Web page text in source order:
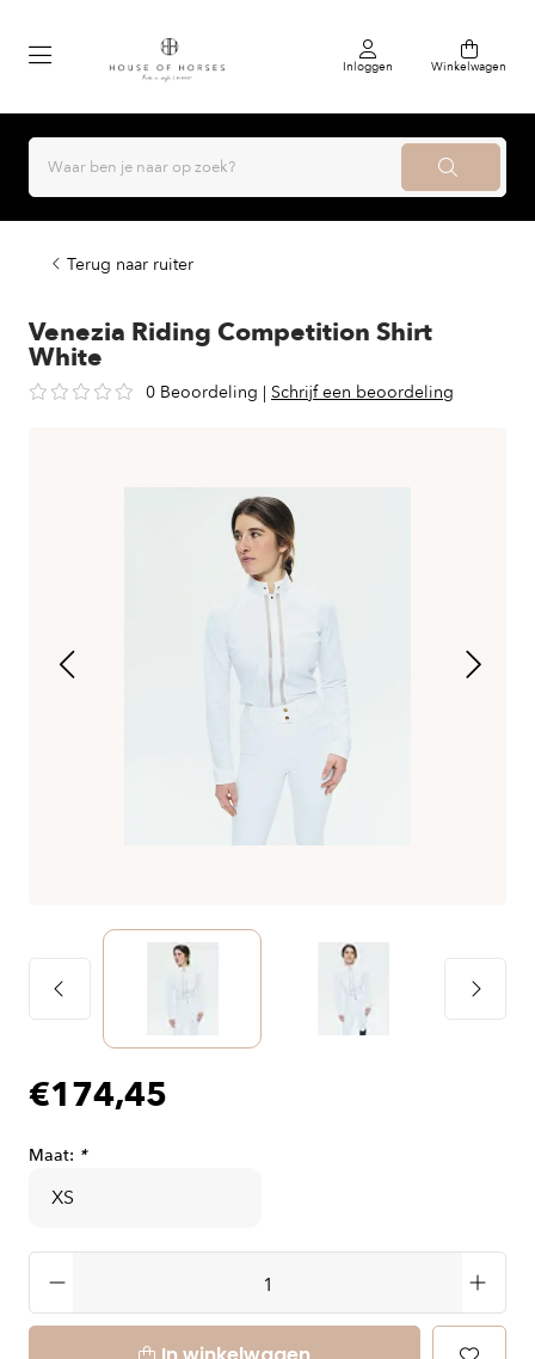
Inloggen Winkelwagen
Terug naar ruiter
Venezia Riding Competition Shirt
White
0 Beoordeling | Schrijf een beoordeling
€174,45
Maat: *